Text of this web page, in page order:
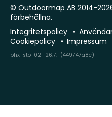
© Outdoormap AB 2014-
förbehållna.
Integritetspolicy
Cookiepolicy
Impressum
phx-sto-02 · 26.7.1 (449747a8c)